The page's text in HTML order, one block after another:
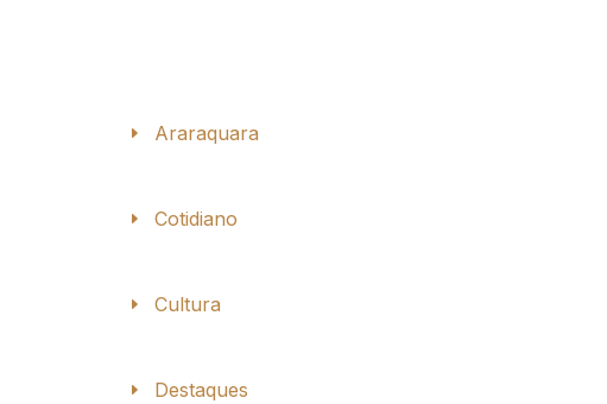
Araraquara
Cotidiano
Cultura
Destaques